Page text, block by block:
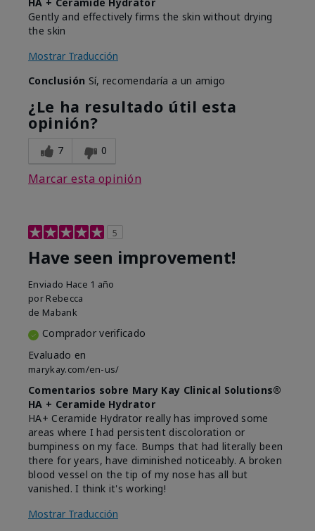
Gently and effectively firms the skin without drying
the skin
Mostrar Traducción
Conclusión Sí, recomendaría a un amigo
¿Le ha resultado útil esta
opinión?
7 0
Marcar esta opinión
5
Have seen improvement!
Enviado Hace 1 año
por Rebecca
de Mabank
Comprador verificado
Evaluado en
marykay.com/en-us/
Comentarios sobre Mary Kay Clinical Solutions®
HA + Ceramide Hydrator
HA+ Ceramide Hydrator really has improved some
areas where I had persistent discoloration or
bumpiness on my face. Bumps that had literally been
there for years, have diminished noticeably. A broken
blood vessel on the tip of my nose has all but
vanished. I think it's working!
Mostrar Traducción